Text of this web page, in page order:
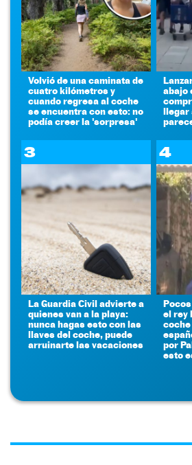
Volvió de una caminata de
cuatro kilómetros y
cuando regresa al coche
se encuentra con esto: no
podía creer la 'sorpresa'
abajo
llegar
3
La Guardia Civil advierte a
quienes van a la playa:
nunca hagas esto con las
llaves del coche, puede
arruinarte las vacaciones
4
el rey
coche
por
esto